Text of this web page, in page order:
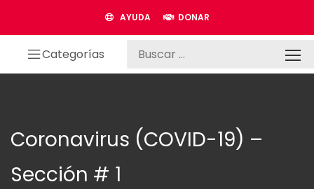
AYUDA DONAR
Categorías
Coronavirus (COVID-19) –
Sección # 1